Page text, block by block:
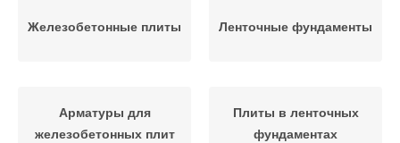
Железобетонные плиты Ленточные фундаменты
Арматуры для
железобетонных плит
Плиты в ленточных
фундаментах